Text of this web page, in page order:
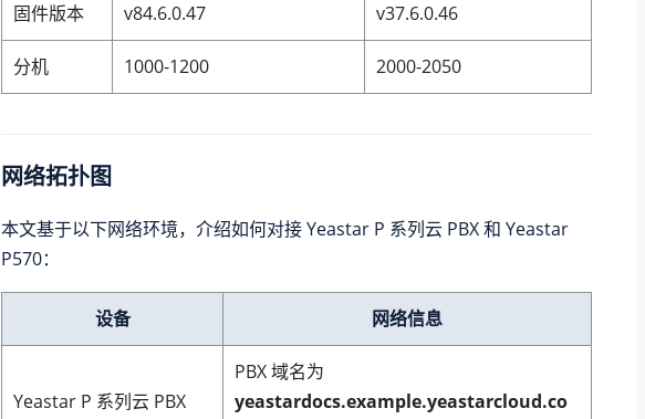
固件版本 v84.6.0.47 v37.6.0.46
分机 1000-1200 2000-2050
网络拓扑图
本文基于以下网络环境，介绍如何对接Yeastar P 系列云 PBX和 Yeastar
P570：
设备 网络信息
Yeastar P 系列云 PBX
PBX 域名为
yeastardocs.example.yeastarcloud.co